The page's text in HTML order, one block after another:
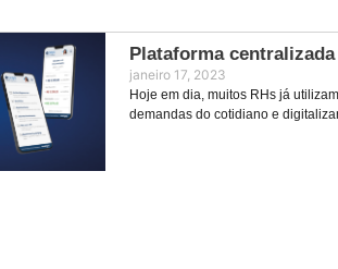
Plataforma centralizada
janeiro 17, 2023
Hoje em dia, muitos RHs já
demandas do cotidiano e